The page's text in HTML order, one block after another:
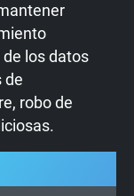
los datos
de
robo de